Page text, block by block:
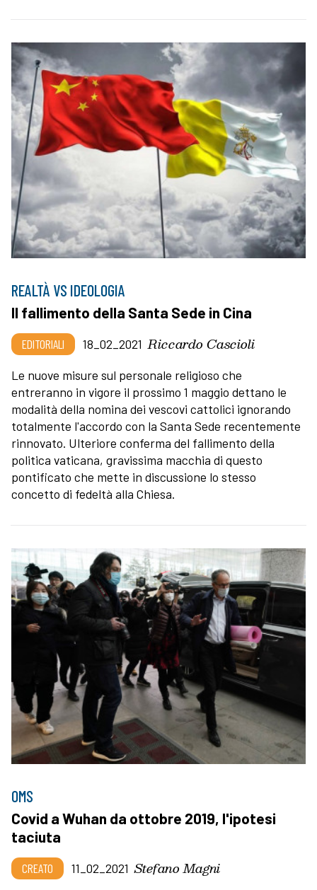
REALTÀ VS IDEOLOGIA
Il fallimento della Santa Sede in Cina
EDITORIALI 18_02_2021 Riccardo Cascioli
Le nuove misure sul personale religioso che
entreranno in vigore il prossimo 1 maggio dettano le
modalità della nomina dei vescovi cattolici ignorando
totalmente l'accordo con la Santa Sede recentemente
rinnovato. Ulteriore conferma del fallimento della
politica vaticana, gravissima macchia di questo
pontificato che mette in discussione lo stesso
concetto di fedeltà alla Chiesa.
OMS
Covid a Wuhan da ottobre 2019, l'ipotesi
taciuta
CREATO 11_02_2021 Stefano Magni